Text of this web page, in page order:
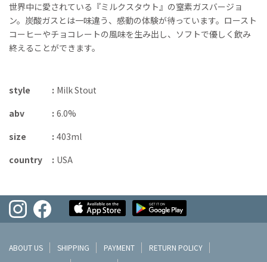
世界中に愛されている『ミルクスタウト』の窒素ガスバージョ
ン。炭酸ガスとは一味違う、感動の体験が待っています。ロースト
コーヒーやチョコレートの風味を生み出し、ソフトで優しく飲み
終えることができます。
style
Milk Stout
abv
6.0%
size
403ml
country
USA
ABOUT US SHIPPING PAYMENT
RETURN POLICY